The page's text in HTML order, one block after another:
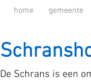
home gemeente
De Schrans is een